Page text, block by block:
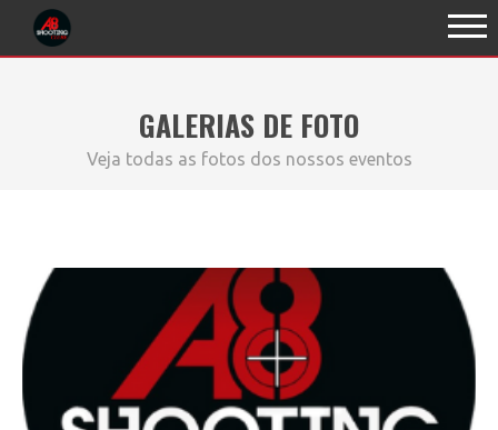
GALERIAS DE FOTO
Veja todas as fotos dos nossos eventos